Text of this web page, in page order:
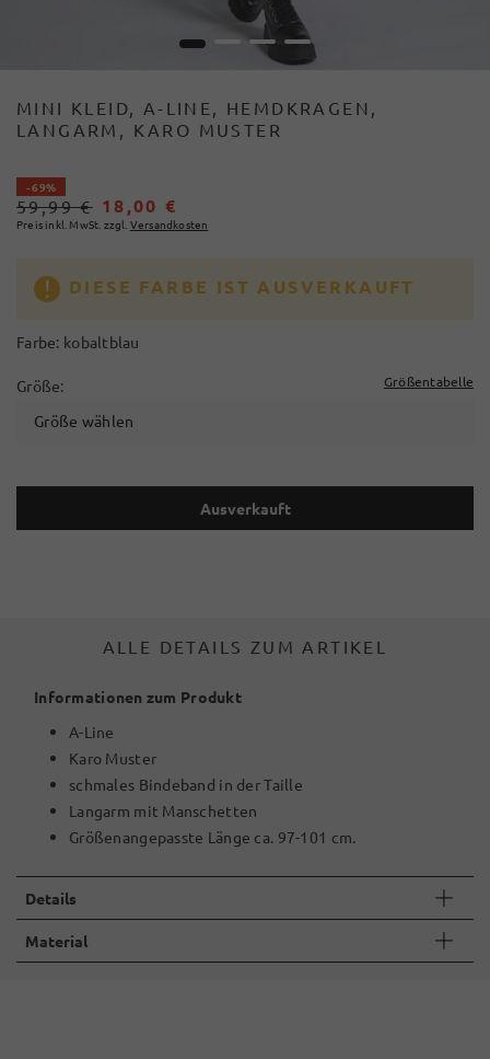
1 3 4
MINI KLEID, A-LINE, HEMDKRAGEN,
LANGARM, KARO MUSTER
- 69%
59,99 € 18,00 €
Preis inkl. MwSt. zzgl. Versandkosten
DIESE FARBE IST AUSVERKAUFT
Farbe: kobaltblau
Größe: Größentabelle
Größe wählen
Ausverkauft
ALLE DETAILS ZUM ARTIKEL
Informationen zum Produkt
A-Line
Karo Muster
schmales Bindeband in der Taille
Langarm mit Manschetten
Größenangepasste Länge ca. 97-101 cm.
Details
Material